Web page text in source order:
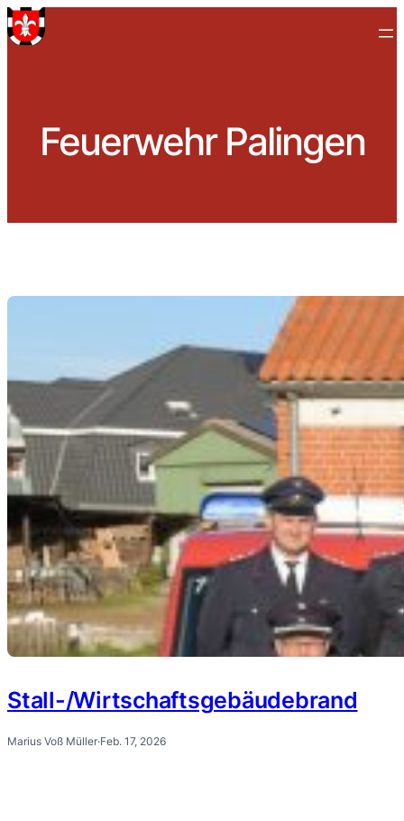
Zum
Inhalt
Feuerwehr Palingen
Stall-/Wirtschaftsgebäudebrand
Marius Voß Müller·Feb. 17, 2026